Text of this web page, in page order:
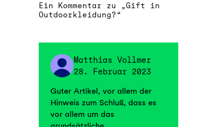
Ein Kommentar zu „Gift in
Outdoorkleidung?“
Matthias Vollmer
28. Februar 2023
Guter Artikel, vor allem der
Hinweis zum Schluß, dass es
vor allem um das